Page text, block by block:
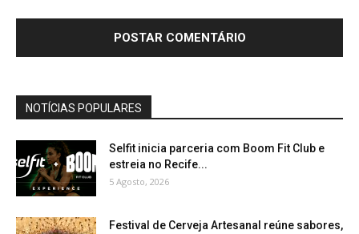
NOTÍCIAS POPULARES
Selfit inicia parceria com Boom Fit Club e
estreia no Recife...
5 Agosto, 2026
Festival de Cerveja Artesanal reúne sabores,